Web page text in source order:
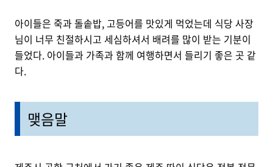
아이들은 죽과 돌솥밥, 고등어를 맛있게 먹었는데 식당 사장
님이 너무 친절하시고 세심하셔서 배려를 많이 받는 기분이
들었다. 아이들과 가족과 함께 여행하면서 들리기 좋은 곳 같
다.
맺음말